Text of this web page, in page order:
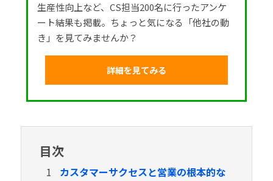
生産性向上など、CS担当200名に行ったアンケ
ート結果も掲載。ちょっと気になる「他社の動
き」を見てみませんか？
詳細を見てみる
目次
1
カスタマーサクセスと営業の根本的な